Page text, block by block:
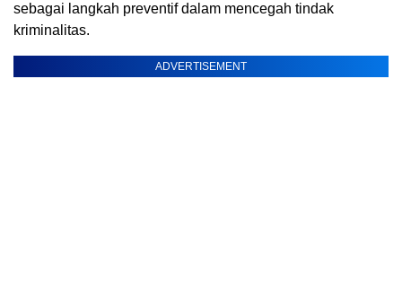
sebagai langkah preventif dalam mencegah tindak
kriminalitas.
ADVERTISEMENT